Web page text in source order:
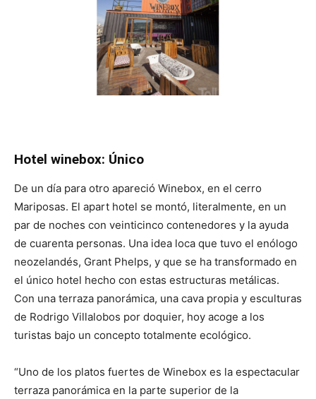
Hotel winebox: Único
De un día para otro apareció Winebox, en el cerro
Mariposas. El apart hotel se montó, literalmente, en un
par de noches con veinticinco contenedores y la ayuda
de cuarenta personas. Una idea loca que tuvo el enólogo
neozelandés, Grant Phelps, y que se ha transformado en
el único hotel hecho con estas estructuras metálicas.
Con una terraza panorámica, una cava propia y esculturas
de Rodrigo Villalobos por doquier, hoy acoge a los
turistas bajo un concepto totalmente ecológico.
“Uno de los platos fuertes de Winebox es la espectacular
terraza panorámica en la parte superior de la